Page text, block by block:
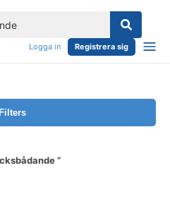
Logga in Registrera sig
Filters